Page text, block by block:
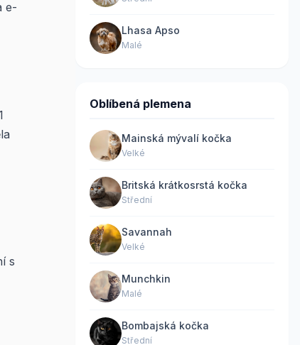
e-
s
Lhasa Apso
Malé
Oblíbená plemena
Mainská mývalí kočka
Velké
Britská krátkosrstá kočka
Střední
Savannah
Velké
Munchkin
Malé
Bombajská kočka
Střední